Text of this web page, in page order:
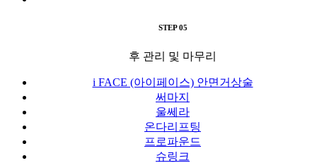
STEP 05
후 관리 및 마무리
i FACE (아이페이스) 안면거상술
써마지
울쎄라
온다리프팅
프로파운드
슈링크